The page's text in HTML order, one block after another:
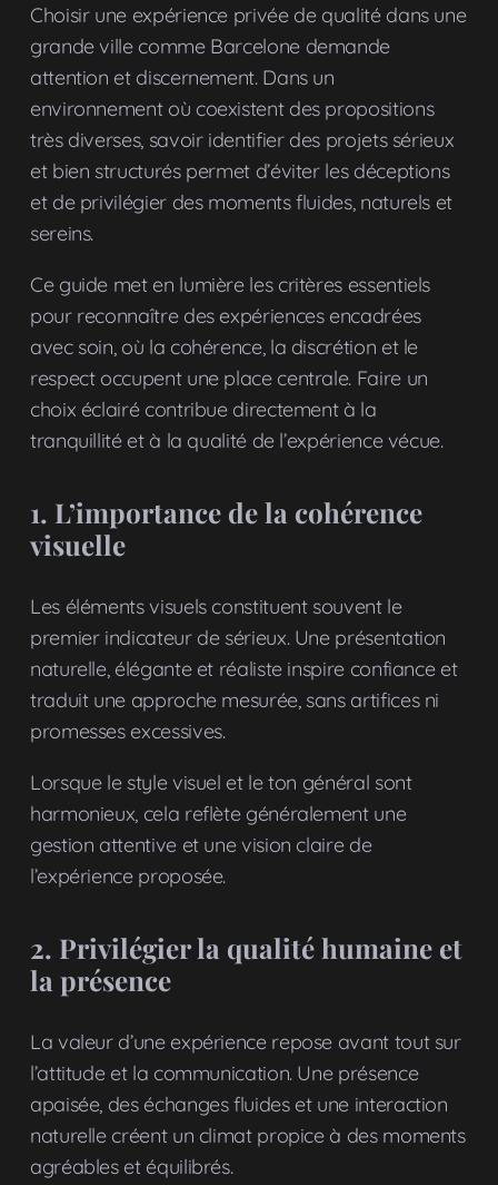
Choisir une expérience privée de qualité dans une
grande ville comme Barcelone demande
attention et discernement. Dans un
environnement où coexistent des propositions
très diverses, savoir identifier des projets sérieux
et bien structurés permet d’éviter les déceptions
et de privilégier des moments fluides, naturels et
sereins.
Ce guide met en lumière les critères essentiels
pour reconnaître des expériences encadrées
avec soin, où la cohérence, la discrétion et le
respect occupent une place centrale. Faire un
choix éclairé contribue directement à la
tranquillité et à la qualité de l’expérience vécue.
1. L’importance de la cohérence
visuelle
Les éléments visuels constituent souvent le
premier indicateur de sérieux. Une présentation
naturelle, élégante et réaliste inspire confiance et
traduit une approche mesurée, sans artifices ni
promesses excessives.
Lorsque le style visuel et le ton général sont
harmonieux, cela reflète généralement une
gestion attentive et une vision claire de
l’expérience proposée.
2. Privilégier la qualité humaine et
la présence
La valeur d’une expérience repose avant tout sur
l’attitude et la communication. Une présence
apaisée, des échanges fluides et une interaction
naturelle créent un climat propice à des moments
agréables et équilibrés.